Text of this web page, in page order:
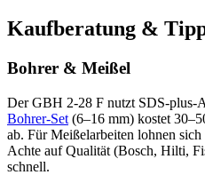
Kaufberatung &
Bohrer & Meißel
Der GBH 2-28 F nutzt SDS-plus-
Bohrer-Set (6–16 mm) kostet
ab. Für Meißelarbeiten lohnen
Achte auf Qualität (Bosch, Hilti,
schnell.